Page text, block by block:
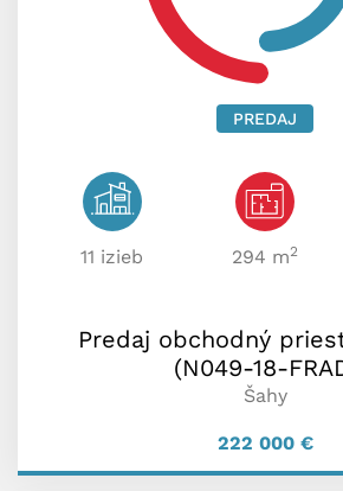
PREDAJ
11 izieb 294 m2
Predaj obchodný
(N049-18-
Šahy
222 000 €